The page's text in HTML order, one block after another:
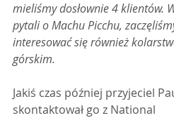
mieliśmy dosłownie 4 klientów.
pytali o Machu Picchu,
interesować się również
górskim.
Jakiś czas później przyjeciel
skontaktował go z National